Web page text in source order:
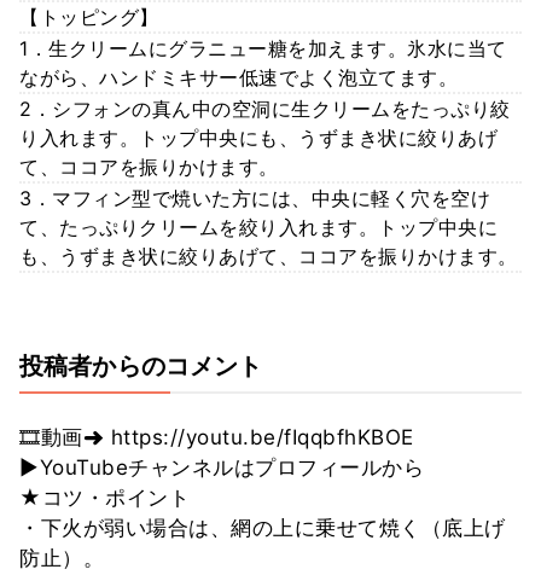
【トッピング】
1．生クリームにグラニュー糖を加えます。氷水に当て
ながら、ハンドミキサー低速でよく泡立てます。
2．シフォンの真ん中の空洞に生クリームをたっぷり絞
り入れます。トップ中央にも、うずまき状に絞りあげ
て、ココアを振りかけます。
3．マフィン型で焼いた方には、中央に軽く穴を空け
て、たっぷりクリームを絞り入れます。トップ中央に
も、うずまき状に絞りあげて、ココアを振りかけます。
投稿者からのコメント
🎞動画➜ https://youtu.be/fIqqbfhKBOE
▶️YouTubeチャンネルはプロフィールから
★コツ・ポイント
・下火が弱い場合は、網の上に乗せて焼く（底上げ
防止）。